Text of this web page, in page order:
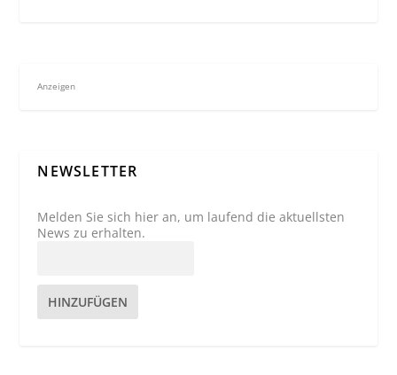
Anzeigen
NEWSLETTER
Melden Sie sich hier an, um laufend die aktuellsten
News zu erhalten.
HINZUFÜGEN